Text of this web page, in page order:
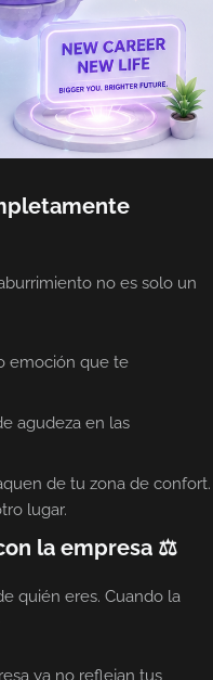
no es solo un
emoción que te
agudeza en las
de tu zona de confort.
lugar.
la empresa ⚖
quién eres. Cuando la
ya no reflejan tus